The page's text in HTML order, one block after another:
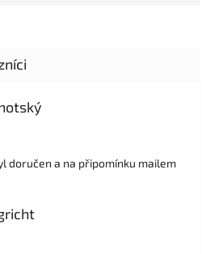
doručen a na připomínku mailem